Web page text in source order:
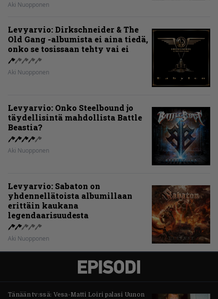
Aki Nuopponen
Levyarvio: Dirkschneider & The
Old Gang -albumista ei aina tiedä,
onko se tosissaan tehty vai ei
Aki Nuopponen
Levyarvio: Onko Steelbound jo
täydellisintä mahdollista Battle
Beastia?
Aki Nuopponen
Levyarvio: Sabaton on
yhdennellätoista albumillaan
erittäin kaukana
legendaarisuudesta
Aki Nuopponen
Tänään tv:ssä: Vesa-Matti Loiri palasi Uunon